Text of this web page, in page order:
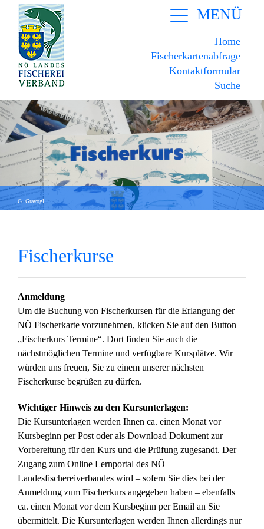
MENÜ
Home
Fischerkartenabfrage
Kontaktformular
Suche
G. Gravogl
Fischerkurse
Anmeldung
Um die Buchung von Fischerkursen für die Erlangung der
NÖ Fischerkarte vorzunehmen, klicken Sie auf den Button
„Fischerkurs Termine“. Dort finden Sie auch die
nächstmöglichen Termine und verfügbare Kursplätze. Wir
würden uns freuen, Sie zu einem unserer nächsten
Fischerkurse begrüßen zu dürfen.
Wichtiger Hinweis zu den Kursunterlagen:
Die Kursunterlagen werden Ihnen ca. einen Monat vor
Kursbeginn per Post oder als Download Dokument zur
Vorbereitung für den Kurs und die Prüfung zugesandt. Der
Zugang zum Online Lernportal des NÖ
Landesfischereiverbandes wird – sofern Sie dies bei der
Anmeldung zum Fischerkurs angegeben haben – ebenfalls
ca. einen Monat vor dem Kursbeginn per Email an Sie
übermittelt. Die Kursunterlagen werden Ihnen allerdings nur